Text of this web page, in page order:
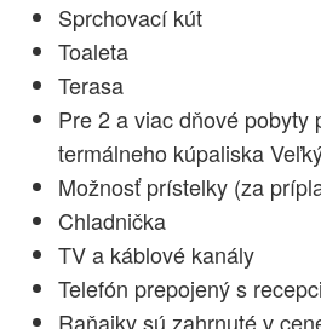
Sprchovací kút
Toaleta
Terasa
Pre 2 a viac dňové
termálneho kúpaliska
Možnosť prístelky (za
Chladnička
TV a káblové kanály
Telefón prepojený s
Raňajky sú zahrnuté v